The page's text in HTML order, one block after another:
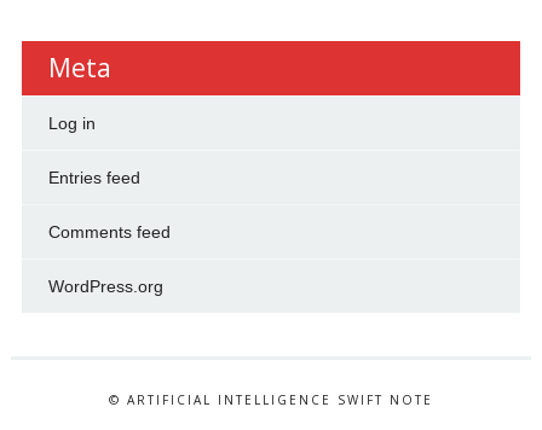
Meta
Log in
Entries feed
Comments feed
WordPress.org
© ARTIFICIAL INTELLIGENCE SWIFT NOTE